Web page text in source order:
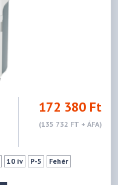
172 380 Ft
(135 732 FT + ÁFA)
10 ív P-5 Fehér